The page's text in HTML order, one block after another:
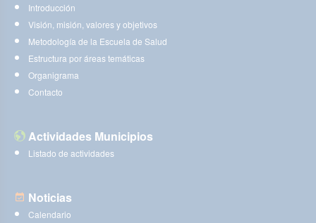
Introducción
Visión, misión, valores y objetivos
Metodología de la Escuela de Salud
Estructura por áreas temáticas
Organigrama
Contacto
Actividades Municipios
Listado de actividades
Noticias
Calendario